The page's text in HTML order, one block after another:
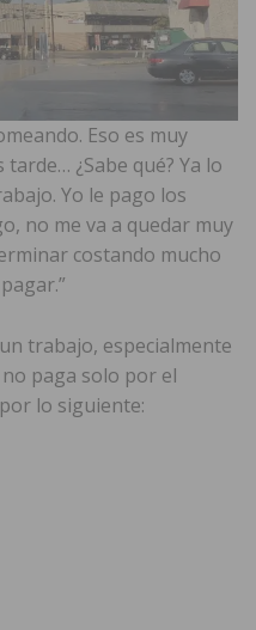
Eso es muy
¿Sabe qué? Ya lo
Yo le pago los
no me va a quedar muy
costando mucho
trabajo, especialmente
paga solo por el
lo siguiente: